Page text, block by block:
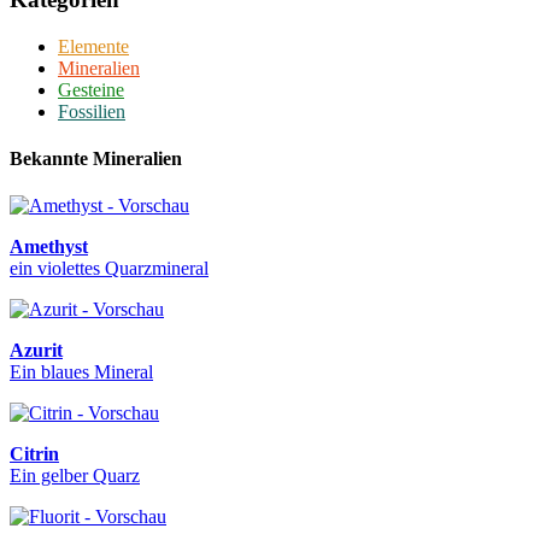
Elemente
Mineralien
Gesteine
Fossilien
Bekannte Mineralien
Amethyst
ein violettes Quarzmineral
Azurit
Ein blaues Mineral
Citrin
Ein gelber Quarz